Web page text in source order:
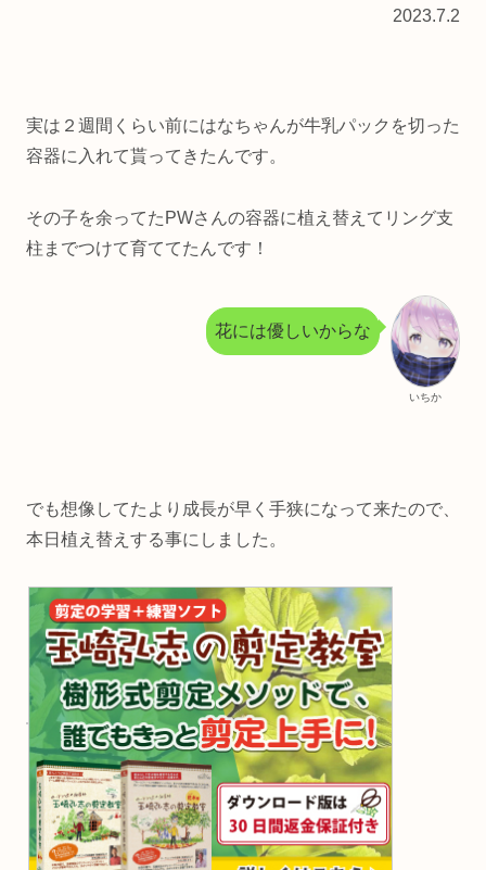
2023.7.2
実は２週間くらい前にはなちゃんが牛乳パックを切った
容器に入れて貰ってきたんです。
その子を余ってたPWさんの容器に植え替えてリング支
柱までつけて育ててたんです！
いちか
花には優しいからな
でも想像してたより成長が早く手狭になって来たので、
本日植え替えする事にしました。